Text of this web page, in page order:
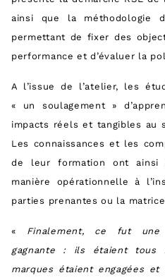
ainsi que la méthodologie
permettant de fixer des
performance et d’évaluer la
A l’issue de l’atelier, les
« un soulagement »
impacts réels et tangibles au
Les connaissances et les
de leur formation ont ainsi
manière opérationnelle à
parties prenantes ou la
« Finalement, ce fut une
gagnante : ils étaient tous
marques étaient engagées